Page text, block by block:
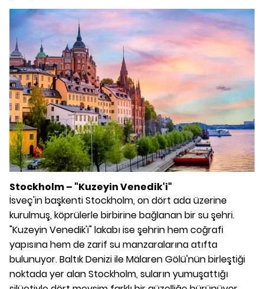
Stockholm – "Kuzeyin Venedik'i"
İsveç'in başkenti Stockholm, on dört ada üzerine
kurulmuş, köprülerle birbirine bağlanan bir su şehri.
"Kuzeyin Venedik'i" lakabı ise şehrin hem coğrafi
yapısına hem de zarif su manzaralarına atıfta
bulunuyor. Baltık Denizi ile Mälaren Gölü'nün birleştiği
noktada yer alan Stockholm, suların yumuşattığı